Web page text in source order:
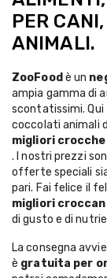
PER
ANIMALI.
ZooFood è un
ampia gamma di
scontatissimi.
coccolati animali
migliori
. I nostri prezzi
offerte speciali
pari. Fai felice il
migliori
di gusto e di
La consegna
è gratuita per